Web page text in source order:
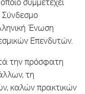
συμμετέχει
Σύνδεσμο
Ένωση
Επενδυτών.
την πρόσφατη
τη
καλών πρακτικών